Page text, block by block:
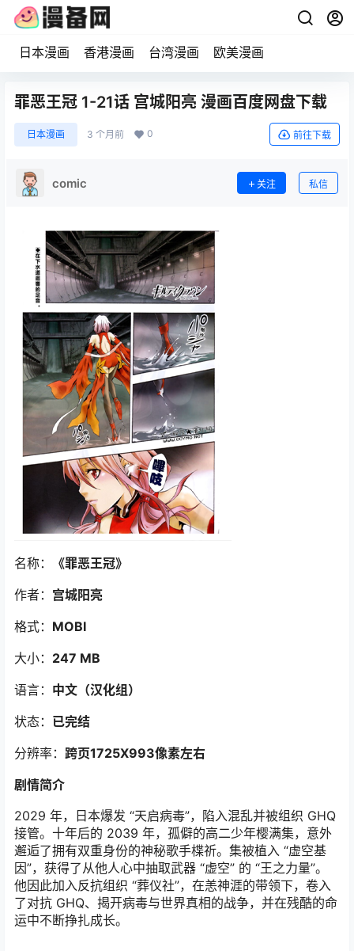
日本漫画 香港漫画 台湾漫画 欧美漫画
罪恶王冠 1-21话 宫城阳亮 漫画百度网盘下载
日本漫画 3 个月前 0 前往下载
comic 关注 私信
名称： 《罪恶王冠》
作者： 宫城阳亮
格式： MOBI
大小： 247 MB
语言： 中文（汉化组）
状态： 已完结
分辨率： 跨页1725X993像素左右
剧情简介
2029 年，日本爆发 “天启病毒”，陷入混乱并被组织 GHQ
接管。十年后的 2039 年，孤僻的高二少年樱满集，意外
邂逅了拥有双重身份的神秘歌手楪祈。集被植入 “虚空基
因”，获得了从他人心中抽取武器 “虚空” 的 “王之力量”。
他因此加入反抗组织 “葬仪社”，在恙神涯的带领下，卷入
了对抗 GHQ、揭开病毒与世界真相的战争，并在残酷的命
运中不断挣扎成长。